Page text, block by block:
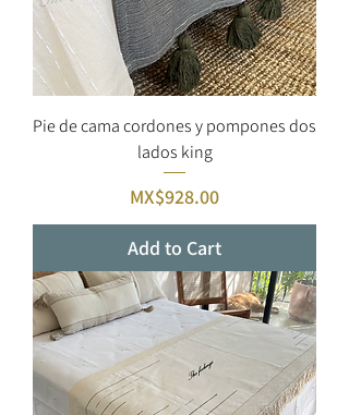
Pie de cama cordones y pompones dos
lados king
Price
MX$928.00
Add to Cart